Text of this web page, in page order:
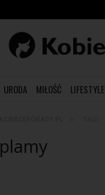
URODA MIŁOŚĆ LIFESTYLE
plamy